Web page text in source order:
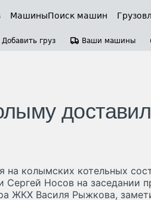
МашиныПоиск машин
Добавить груз Ваши машины
на колымских котельных
Сергей Носов на заседании
ЖКХ Василя Рыжкова,